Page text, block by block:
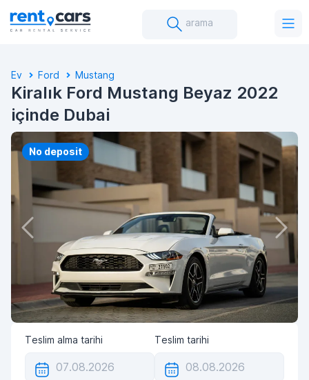
arama
Ev Ford Mustang
Kiralık Ford Mustang Beyaz 2022
içinde Dubai
No deposit
Teslim alma tarihi Teslim tarihi